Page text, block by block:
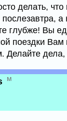
делать,
глубже! Вы
поездки Вам
Делайте
м